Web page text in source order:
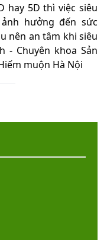
hay 5D thì việc siêu
hưởng đến sức
nên an tâm khi siêu
- Chuyên khoa Sản
muộn Hà Nội